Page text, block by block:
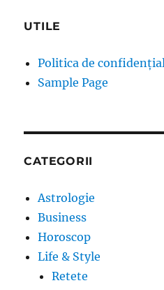
UTILE
Politica de
Sample Page
CATEGORII
Astrologie
Business
Horoscop
Life & Style
Retete